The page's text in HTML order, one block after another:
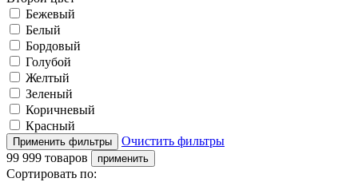
Бежевый
Белый
Бордовый
Голубой
Желтый
Зеленый
Коричневый
Красный
Очистить фильтры
99 999 товаров
Сортировать по: